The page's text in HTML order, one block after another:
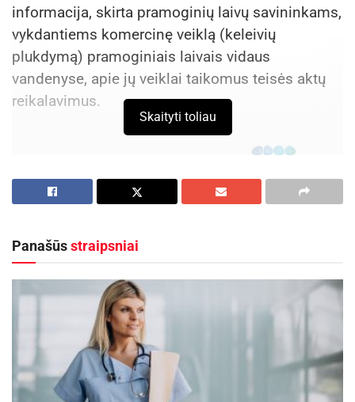
informacija, skirta pramoginių laivų savininkams,
vykdantiems komercinę veiklą (keleivių
plukdymą) pramoginiais laivais vidaus
vandenyse, apie jų veiklai taikomus teisės aktų
reikalavimus.
Skaityti toliau
Panašūsstraipsniai